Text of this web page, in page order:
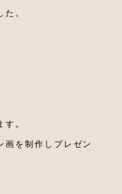
。
。
画を制作しプレゼン